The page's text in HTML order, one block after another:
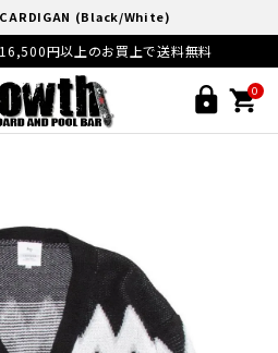
(Black/White)
円以上のお買上で送料無料
0